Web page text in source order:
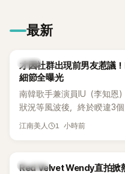
最新
韓星
才因社群出現前男友惹議
細節全曝光
南韓歌手兼演員IU（李知恩
狀況等風波後，終於睽違3
張近況照，讓大批粉絲又驚
江南美人 1 小時前
K-POP
Red Velvet Wendy直拍掀